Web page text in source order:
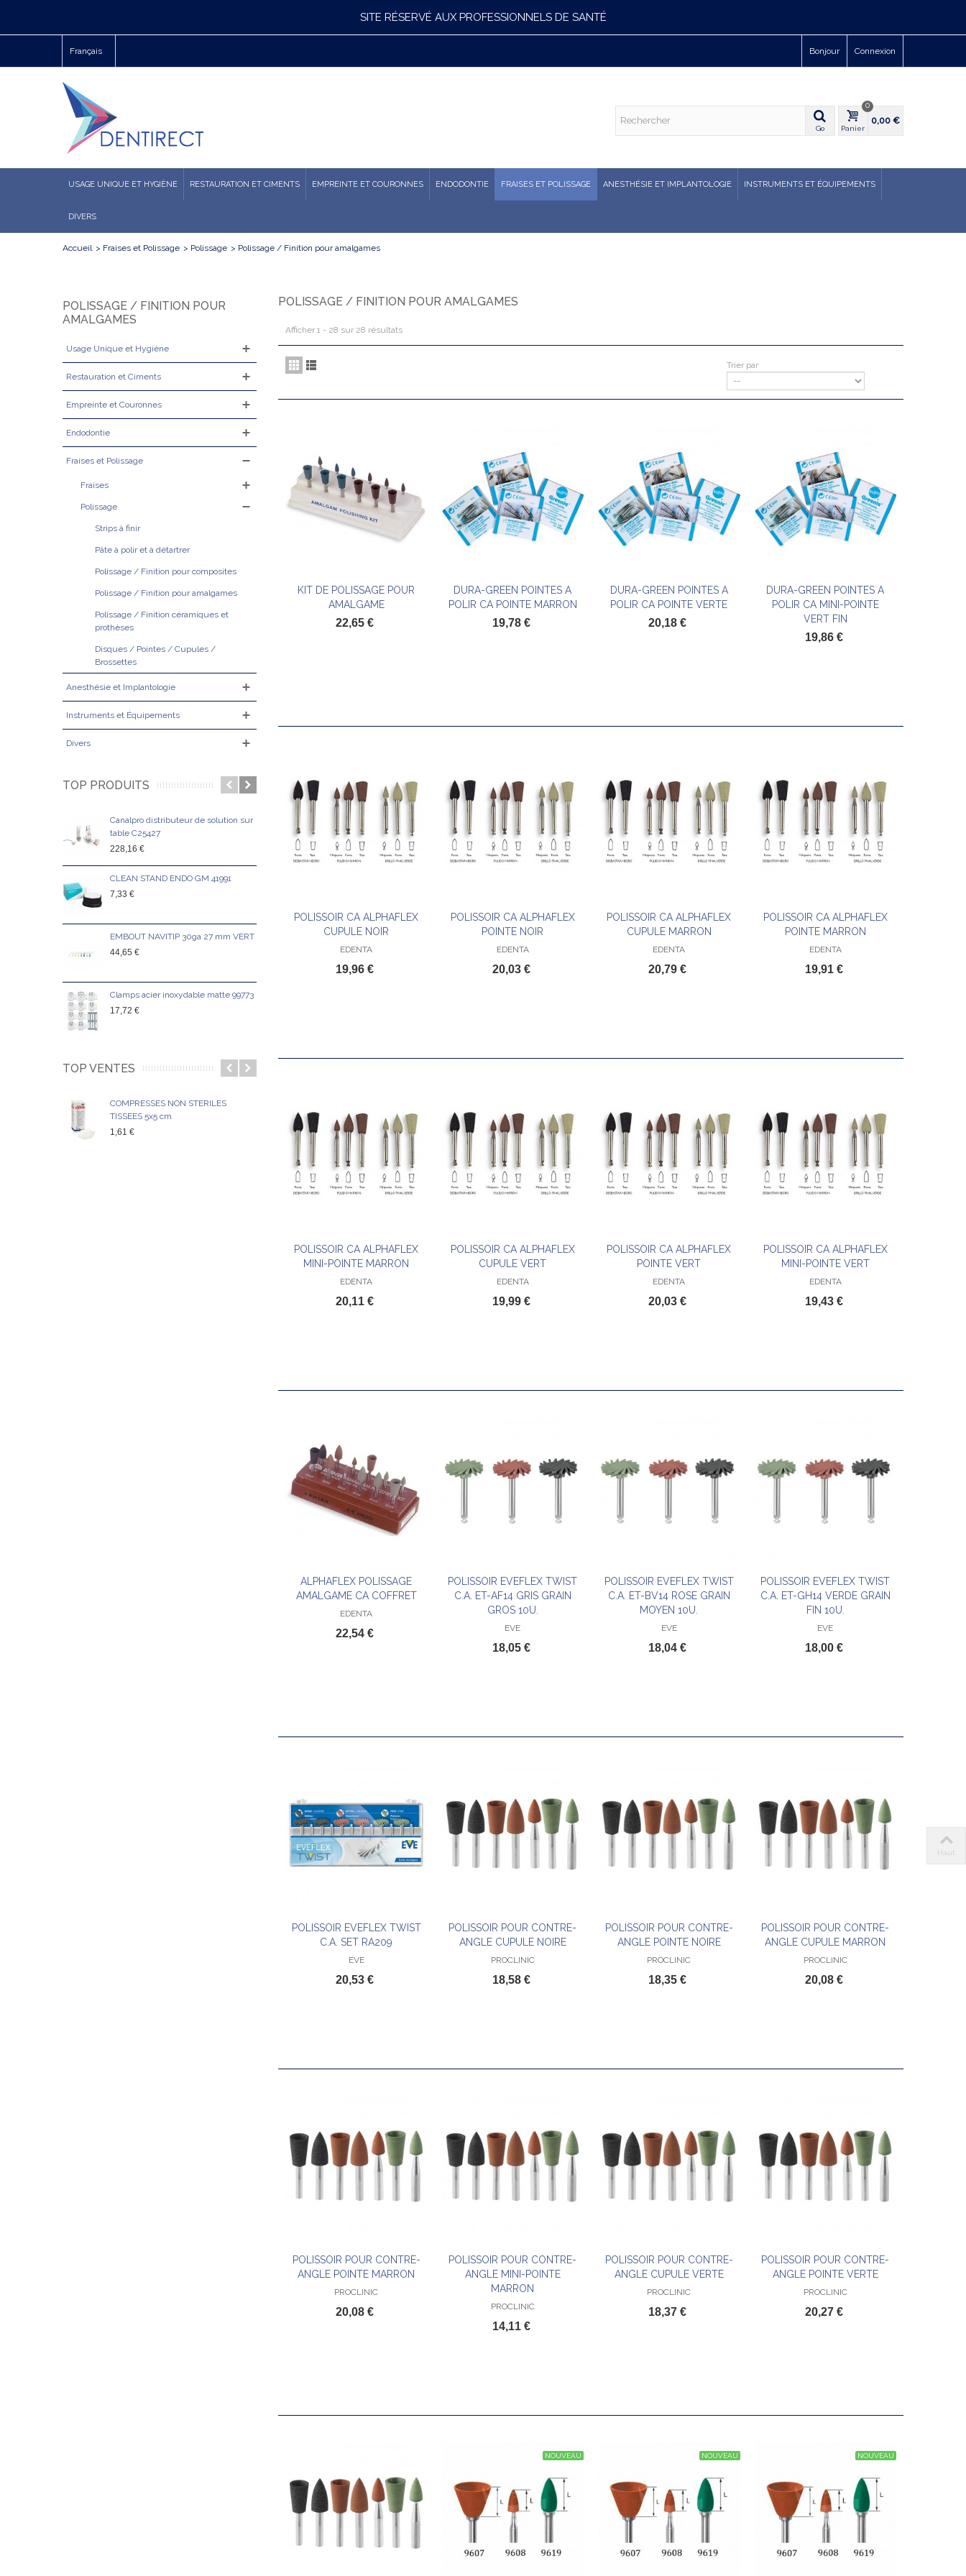
SITE RÉSERVÉ AUX PROFESSIONNELS DE SANTÉ
Français Bonjour Connexion
Go Panier
0
0,00 €
USAGE UNIQUE ET HYGIÈNE RESTAURATION ET CIMENTS EMPREINTE ET COURONNES ENDODONTIE FRAISES ET POLISSAGE ANESTHÉSIE ET IMPLANTOLOGIE INSTRUMENTS ET ÉQUIPEMENTS
DIVERS
Accueil > Fraises et Polissage > Polissage > Polissage / Finition pour amalgames
POLISSAGE / FINITION POUR
AMALGAMES
Usage Unique et Hygiène
Restauration et Ciments
Empreinte et Couronnes
Endodontie
Fraises et Polissage
Fraises
Polissage
Strips à finir
Pâte à polir et à détartrer
Polissage / Finition pour composites
Polissage / Finition pour amalgames
Polissage / Finition céramiques et
prothèses
Disques / Pointes / Cupules /
Brossettes
Anesthésie et Implantologie
Instruments et Équipements
Divers
TOP PRODUITS
Canalpro distributeur de solution sur
table C25427
228,16 €
CLEAN STAND ENDO GM 41991
7,33 €
EMBOUT NAVITIP 30ga 27 mm VERT
44,65 €
Clamps acier inoxydable matte 99773
17,72 €
Clamps acier inoxydable matte 99772
18,22 €
Clamps acier inoxydable matte 99740
TOP VENTES
COMPRESSES NON STERILES
TISSEES 5x5 cm
1,61 €
POLISSAGE / FINITION POUR AMALGAMES
Afficher 1 - 28 sur 28 résultats
Trier par
Ajouter au panier
KIT DE POLISSAGE POUR
AMALGAME
22,65 €
Ajouter au panier
DURA-GREEN POINTES A
POLIR CA POINTE MARRON
19,78 €
Ajouter au panier
DURA-GREEN POINTES A
POLIR CA POINTE VERTE
20,18 €
Ajouter au panier
DURA-GREEN POINTES A
POLIR CA MINI-POINTE
VERT FIN
19,86 €
Ajouter au panier
POLISSOIR CA ALPHAFLEX
CUPULE NOIR
EDENTA
19,96 €
Ajouter au panier
POLISSOIR CA ALPHAFLEX
POINTE NOIR
EDENTA
20,03 €
Ajouter au panier
POLISSOIR CA ALPHAFLEX
CUPULE MARRON
EDENTA
20,79 €
Ajouter au panier
POLISSOIR CA ALPHAFLEX
POINTE MARRON
EDENTA
19,91 €
Ajouter au panier
POLISSOIR CA ALPHAFLEX
MINI-POINTE MARRON
EDENTA
20,11 €
Ajouter au panier
POLISSOIR CA ALPHAFLEX
CUPULE VERT
EDENTA
19,99 €
Ajouter au panier
POLISSOIR CA ALPHAFLEX
POINTE VERT
EDENTA
20,03 €
Ajouter au panier
POLISSOIR CA ALPHAFLEX
MINI-POINTE VERT
EDENTA
19,43 €
Ajouter au panier
ALPHAFLEX POLISSAGE
AMALGAME CA COFFRET
EDENTA
22,54 €
Ajouter au panier
POLISSOIR EVEFLEX TWIST
C.A. ET-AF14 GRIS GRAIN
GROS 10U.
EVE
18,05 €
Ajouter au panier
POLISSOIR EVEFLEX TWIST
C.A. ET-BV14 ROSE GRAIN
MOYEN 10U.
EVE
18,04 €
Ajouter au panier
POLISSOIR EVEFLEX TWIST
C.A. ET-GH14 VERDE GRAIN
FIN 10U.
EVE
18,00 €
Ajouter au panier
POLISSOIR EVEFLEX TWIST
C.A. SET RA209
EVE
20,53 €
Ajouter au panier
POLISSOIR POUR CONTRE-
ANGLE CUPULE NOIRE
PROCLINIC
18,58 €
Ajouter au panier
POLISSOIR POUR CONTRE-
ANGLE POINTE NOIRE
PROCLINIC
18,35 €
Ajouter au panier
POLISSOIR POUR CONTRE-
ANGLE CUPULE MARRON
PROCLINIC
20,08 €
Ajouter au panier
POLISSOIR POUR CONTRE-
ANGLE POINTE MARRON
PROCLINIC
20,08 €
Ajouter au panier
POLISSOIR POUR CONTRE-
ANGLE MINI-POINTE
MARRON
PROCLINIC
14,11 €
Ajouter au panier
POLISSOIR POUR CONTRE-
ANGLE CUPULE VERTE
PROCLINIC
18,37 €
Ajouter au panier
POLISSOIR POUR CONTRE-
ANGLE POINTE VERTE
PROCLINIC
20,27 €
NOUVEAU NOUVEAU NOUVEAU
Haut